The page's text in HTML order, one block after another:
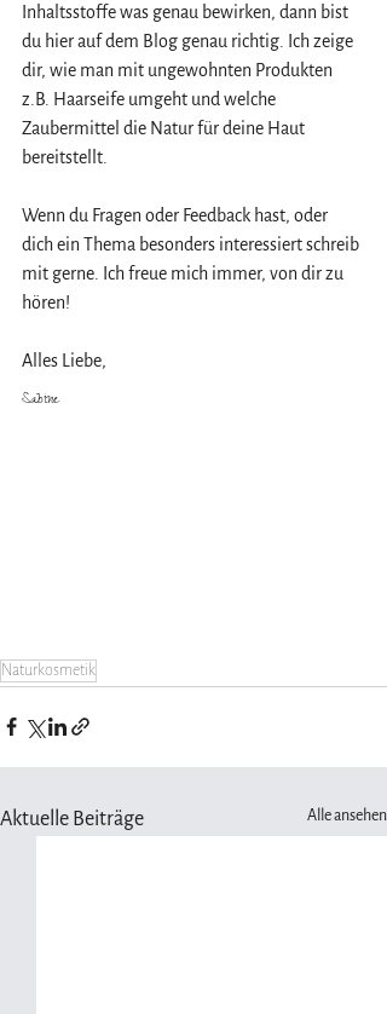
Inhaltsstoffe was genau bewirken, dann bist
du hier auf dem Blog genau richtig. Ich zeige
dir, wie man mit ungewohnten Produkten
z.B. Haarseife umgeht und welche
Zaubermittel die Natur für deine Haut
bereitstellt.
Wenn du Fragen oder Feedback hast, oder
dich ein Thema besonders interessiert schreib
mit gerne. Ich freue mich immer, von dir zu
hören!
Alles Liebe,
Sabine
Naturkosmetik
Aktuelle Beiträge Alle ansehen